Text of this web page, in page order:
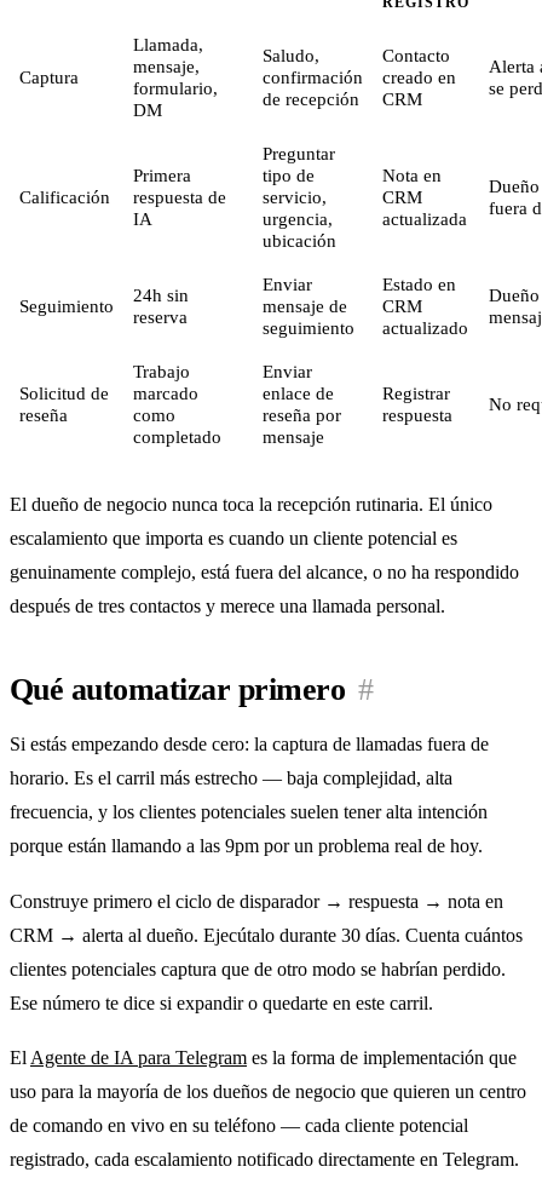
Captura
Llamada,
mensaje,
formulario,
DM
Saludo,
confirmación
de recepción
Contacto
creado en
CRM
Alerta
se
Calificación
Primera
respuesta de
IA
Preguntar
tipo de
servicio,
urgencia,
ubicación
Nota en
CRM
actualizada
Dueño
fuera
Seguimiento
24h sin
reserva
Enviar
mensaje de
seguimiento
Estado en
CRM
actualizado
Solicitud de
reseña
Trabajo
marcado
como
completado
Enviar
enlace de
reseña por
mensaje
Registrar
respuesta
No
El dueño de negocio nunca toca la recepción rutinaria. El único
escalamiento que importa es cuando un cliente potencial es
genuinamente complejo, está fuera del alcance, o no ha respondido
después de tres contactos y merece una llamada personal.
Qué automatizar primero #
Si estás empezando desde cero: la captura de llamadas fuera de
horario. Es el carril más estrecho — baja complejidad, alta
frecuencia, y los clientes potenciales suelen tener alta intención
porque están llamando a las 9pm por un problema real de hoy.
Construye primero el ciclo de disparador → respuesta → nota en
CRM → alerta al dueño. Ejecútalo durante 30 días. Cuenta cuántos
clientes potenciales captura que de otro modo se habrían perdido.
Ese número te dice si expandir o quedarte en este carril.
ElAgente de IA para Telegram es la forma de implementación que
uso para la mayoría de los dueños de negocio que quieren un centro
de comando en vivo en su teléfono — cada cliente potencial
registrado, cada escalamiento notificado directamente en Telegram.